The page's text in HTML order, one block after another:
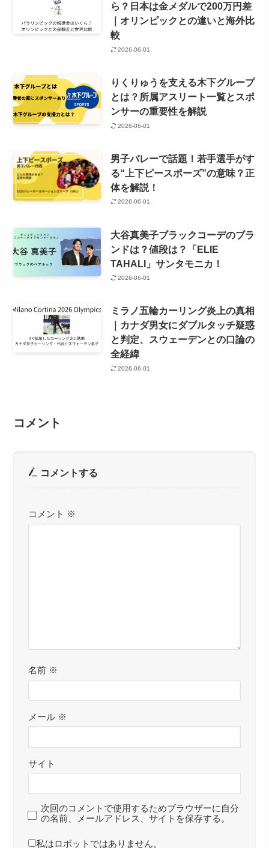
ら？日本は金メダルで200万円差
｜オリンピックとの違いと海外比
較
2026-06-01
りくりゅうを支える木下グループ
とは？所属アスリート一覧とスポ
ンサーの重要性を解説
2026-06-01
男子バレーで話題！若手選手がす
る“上下ピースポーズ”の意味？正
体を解説！
2026-06-01
大谷真美子ブラックコーデのブラ
ンドは？値段は？「ELIE
TAHALI」サンタモニカ！
2026-06-01
ミラノ五輪カーリング炎上の真相
｜カナダ男女にダブルタッチ疑惑
と判定、スウェーデンとの口論の
全経緯
2026-06-01
コメント
コメントする
コメント ※
名前 ※
メール ※
サイト
次回のコメントで使用するためブラウザーに自分
の名前、メールアドレス、サイトを保存する。
私はロボットではありません。